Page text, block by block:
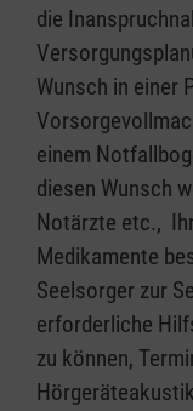
die
Wunsch in einer
einem
diesen Wunsch
Notärzte etc.,
Medikamente
Seelsorger zur
erforderliche
zu können,